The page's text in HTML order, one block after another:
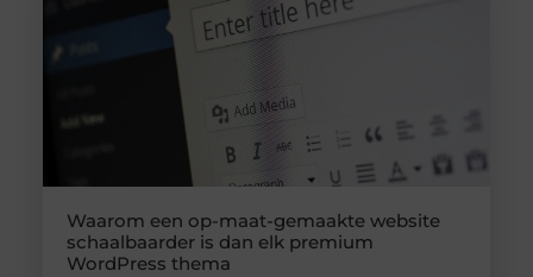
Waarom een op-maat-gemaakte website
schaalbaarder is dan elk premium
WordPress thema